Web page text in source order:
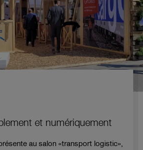
et numériquement
au salon «transport logistic»,